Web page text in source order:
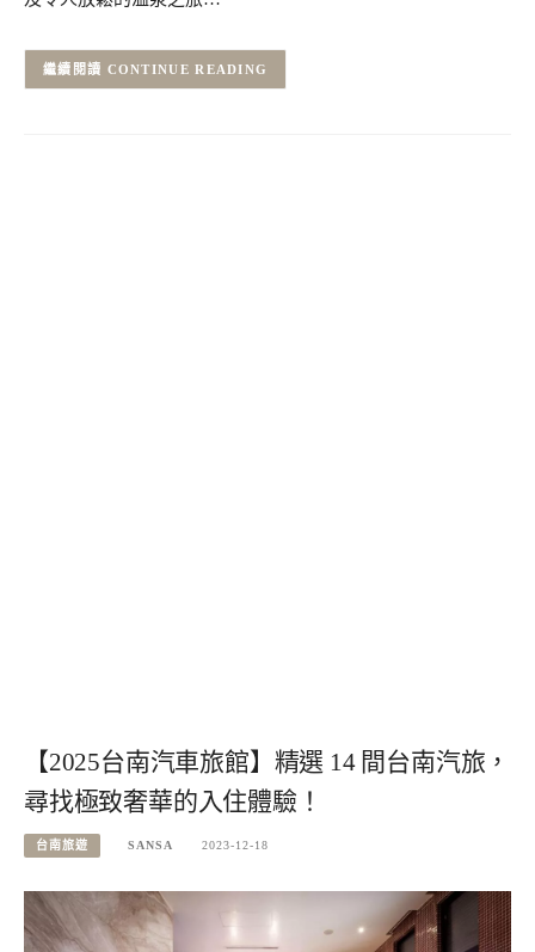
CONTINUE READING
【2025台南汽車旅館】精選 14 間台南汽旅，
尋找極致奢華的入住體驗！
台南旅遊 SANSA 2023-12-18